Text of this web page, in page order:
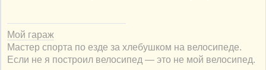
Мой гараж
Мастер спорта по езде за хлебушком на велосипеде.
Если не я построил велосипед — это не мой велосипед.